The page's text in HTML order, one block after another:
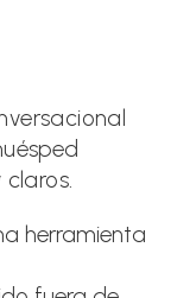
herramienta